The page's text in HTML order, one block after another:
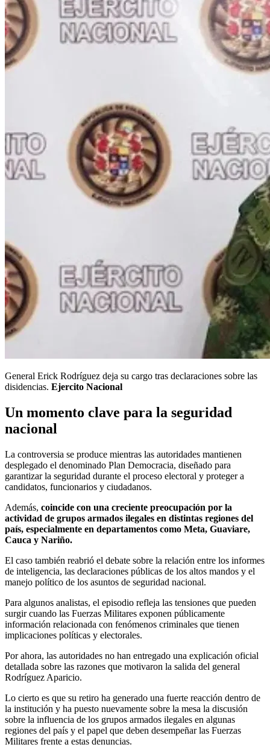
General Erick Rodríguez deja su cargo tras declaraciones sobre las
disidencias. Ejercito Nacional
Un momento clave para la seguridad
nacional
La controversia se produce mientras las autoridades mantienen
desplegado el denominado Plan Democracia, diseñado para
garantizar la seguridad durante el proceso electoral y proteger a
candidatos, funcionarios y ciudadanos.
Además, coincide con una creciente preocupación por la
actividad de grupos armados ilegales en distintas regiones del
país, especialmente en departamentos como Meta, Guaviare,
Cauca y Nariño.
El caso también reabrió el debate sobre la relación entre los informes
de inteligencia, las declaraciones públicas de los altos mandos y el
manejo político de los asuntos de seguridad nacional.
Para algunos analistas, el episodio refleja las tensiones que pueden
surgir cuando las Fuerzas Militares exponen públicamente
información relacionada con fenómenos criminales que tienen
implicaciones políticas y electorales.
Por ahora, las autoridades no han entregado una explicación oficial
detallada sobre las razones que motivaron la salida del general
Rodríguez Aparicio.
Lo cierto es que su retiro ha generado una fuerte reacción dentro de
la institución y ha puesto nuevamente sobre la mesa la discusión
sobre la influencia de los grupos armados ilegales en algunas
regiones del país y el papel que deben desempeñar las Fuerzas
Militares frente a estas denuncias.